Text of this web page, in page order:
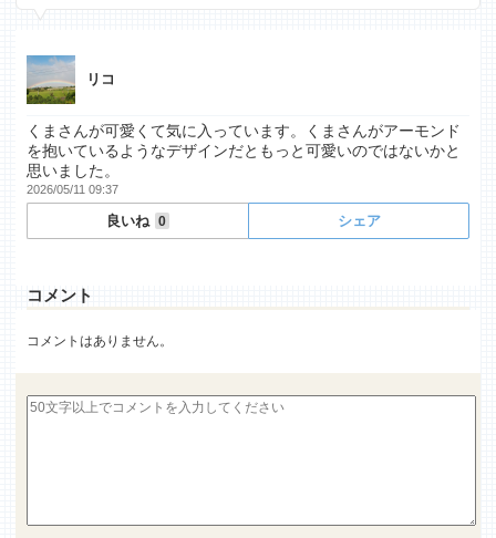
リコ
くまさんが可愛くて気に入っています。くまさんがアーモンド
を抱いているようなデザインだともっと可愛いのではないかと
思いました。
2026/05/11 09:37
良いね 0 シェア
コメント
コメントはありません。